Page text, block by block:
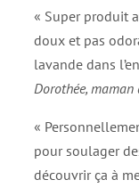
« Super produit
doux et pas
lavande dans
Dorothée, maman
«
pour soulager
découvrir ça à